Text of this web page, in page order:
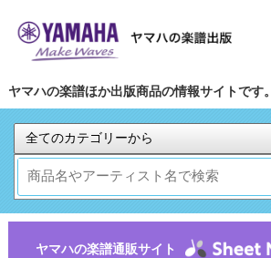
ヤマハの楽譜ほか出版商品の情報サイトです。
ヤマハの楽譜通販サイト